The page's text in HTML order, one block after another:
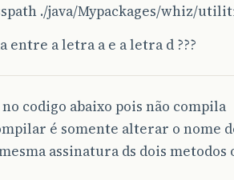
./java/Mypackages/whiz/
entre a letra a e a letra d ???
codigo abaixo pois não compila
é somente alterar o nome
assinatura ds dois